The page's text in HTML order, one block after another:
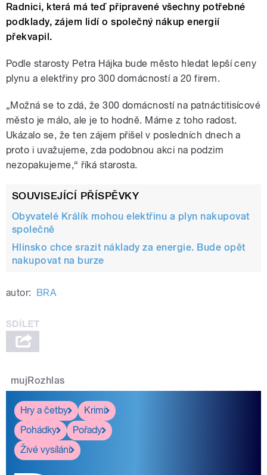
Radnici, která má teď připravené všechny potřebné
podklady, zájem lidí o společný nákup energií
překvapil.
Podle starosty Petra Hájka bude město hledat lepší ceny
plynu a elektřiny pro 300 domácností a 20 firem.
„Možná se to zdá, že 300 domácností na patnáctitisícové
město je málo, ale je to hodně. Máme z toho radost.
Ukázalo se, že ten zájem přišel v posledních dnech a
proto i uvažujeme, zda podobnou akci na podzim
nezopakujeme,“ říká starosta.
SOUVISEJÍCÍ PŘÍSPĚVKY
Obyvatelé Králík mohou elektřinu a plyn nakupovat
společně
Hlinsko chce srazit náklady za energie. Bude opět
nakupovat na burze
autor: BRA
mujRozhlas
Hry a četby
Krimi
Pohádky
Pořady
Živé vysílání